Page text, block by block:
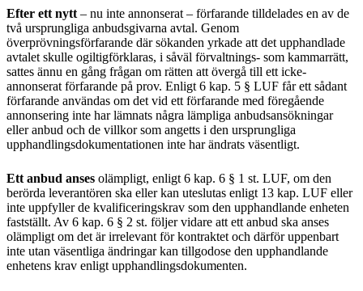
Efter ett nytt – nu inte annonserat – förfarande tilldelades en av de
två ursprungliga anbudsgivarna avtal. Genom
överprövningsförfarande där sökanden yrkade att det upphandlade
avtalet skulle ogiltigförklaras, i såväl förvaltnings- som kammarrätt,
sattes ännu en gång frågan om rätten att övergå till ett icke-
annonserat förfarande på prov. Enligt 6 kap. 5 § LUF får ett sådant
förfarande användas om det vid ett förfarande med föregående
annonsering inte har lämnats några lämpliga anbudsansökningar
eller anbud och de villkor som angetts i den ursprungliga
upphandlingsdokumentationen inte har ändrats väsentligt.
Ett anbud anses olämpligt, enligt 6 kap. 6 § 1 st. LUF, om den
berörda leverantören ska eller kan uteslutas enligt 13 kap. LUF eller
inte uppfyller de kvalificeringskrav som den upphandlande enheten
fastställt. Av 6 kap. 6 § 2 st. följer vidare att ett anbud ska anses
olämpligt om det är irrelevant för kontraktet och därför uppenbart
inte utan väsentliga ändringar kan tillgodose den upphandlande
enhetens krav enligt upphandlingsdokumenten.